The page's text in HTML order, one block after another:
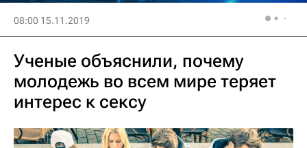
08:00 15.11.2019
Ученые объяснили, почему
молодежь во всем мире теряет
интерес к сексу